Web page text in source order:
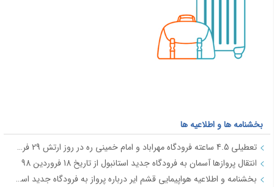
بخشنامه ها و اطلاعیه ها
تعطیلی 4.5 ساعته فرودگاه مهراباد و امام خمینی ره در روز ارتش 29 فروردین
انتقال پروازها آسمان به فرودگاه جدید استانبول از تاریخ 18 فروردین 98
بخشنامه و اطلاعیه هواپیمایی قشم ایر درباره پرواز به فرودگاه جدید استانبول از تاریخ 18فروردین 98